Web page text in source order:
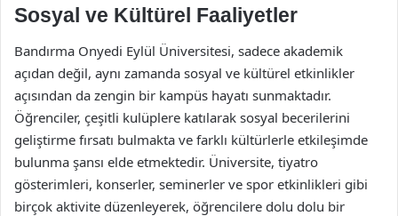
Sosyal ve Kültürel Faaliyetler
Bandırma Onyedi Eylül Üniversitesi, sadece akademik
açıdan değil, aynı zamanda sosyal ve kültürel etkinlikler
açısından da zengin bir kampüs hayatı sunmaktadır.
Öğrenciler, çeşitli kulüplere katılarak sosyal becerilerini
geliştirme fırsatı bulmakta ve farklı kültürlerle etkileşimde
bulunma şansı elde etmektedir. Üniversite, tiyatro
gösterimleri, konserler, seminerler ve spor etkinlikleri gibi
birçok aktivite düzenleyerek, öğrencilere dolu dolu bir